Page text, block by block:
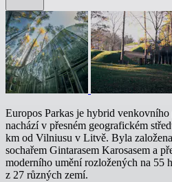
Europos Parkas je hybrid venkovního
nachází v přesném geografickém
km od Vilniusu v Litvě. Byla
sochařem Gintarasem Karosasem a
moderního umění rozložených na 55
z 27 různých zemí.